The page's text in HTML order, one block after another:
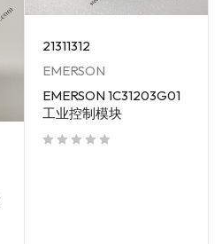
21311312
EMERSON
EMERSON 1C31203G01
工业控制模块